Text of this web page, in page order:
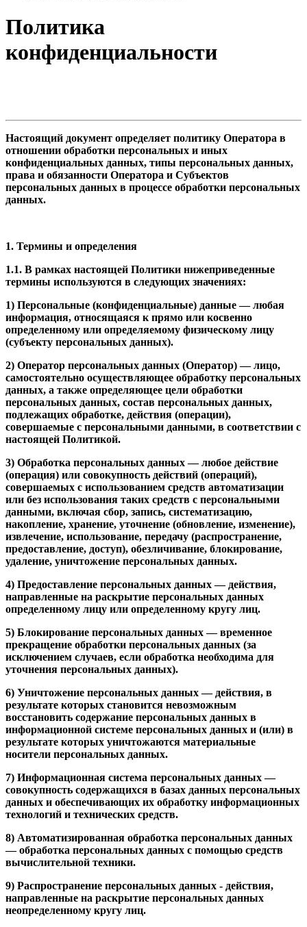
Политика
конфиденциальности
Настоящий документ определяет политику Оператора в
отношении обработки персональных и иных
конфиденциальных данных, типы персональных данных,
права и обязанности Оператора и Субъектов
персональных данных в процессе обработки персональных
данных.
1. Термины и определения
1.1. В рамках настоящей Политики нижеприведенные
термины используются в следующих значениях:
1) Персональные (конфиденциальные) данные — любая
информация, относящаяся к прямо или косвенно
определенному или определяемому физическому лицу
(субъекту персональных данных).
2) Оператор персональных данных (Оператор) — лицо,
самостоятельно осуществляющее обработку персональных
данных, а также определяющее цели обработки
персональных данных, состав персональных данных,
подлежащих обработке, действия (операции),
совершаемые с персональными данными, в соответствии с
настоящей Политикой.
3) Обработка персональных данных — любое действие
(операция) или совокупность действий (операций),
совершаемых с использованием средств автоматизации
или без использования таких средств с персональными
данными, включая сбор, запись, систематизацию,
накопление, хранение, уточнение (обновление, изменение),
извлечение, использование, передачу (распространение,
предоставление, доступ), обезличивание, блокирование,
удаление, уничтожение персональных данных.
4) Предоставление персональных данных — действия,
направленные на раскрытие персональных данных
определенному лицу или определенному кругу лиц.
5) Блокирование персональных данных — временное
прекращение обработки персональных данных (за
исключением случаев, если обработка необходима для
уточнения персональных данных).
6) Уничтожение персональных данных — действия, в
результате которых становится невозможным
восстановить содержание персональных данных в
информационной системе персональных данных и (или) в
результате которых уничтожаются материальные
носители персональных данных.
7) Информационная система персональных данных —
совокупность содержащихся в базах данных персональных
данных и обеспечивающих их обработку информационных
технологий и технических средств.
8) Автоматизированная обработка персональных данных
— обработка персональных данных с помощью средств
вычислительной техники.
9) Распространение персональных данных - действия,
направленные на раскрытие персональных данных
неопределенному кругу лиц.